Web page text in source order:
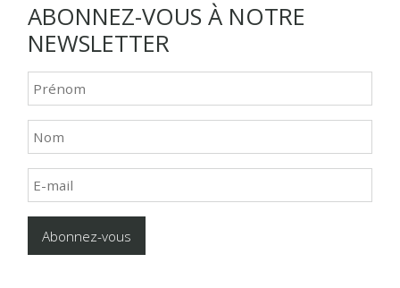
ABONNEZ-VOUS À NOTRE
NEWSLETTER